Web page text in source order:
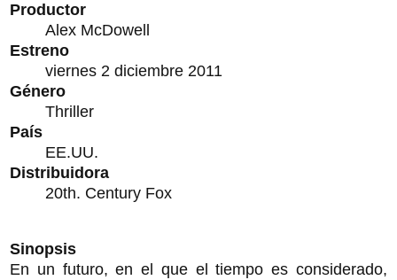
Productor
Alex McDowell
Estreno
viernes 2 diciembre 2011
Género
Thriller
País
EE.UU.
Distribuidora
20th. Century Fox
Sinopsis
En un futuro, en el que el tiempo es considerado,